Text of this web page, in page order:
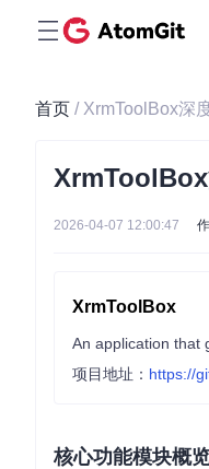
首页 / XrmToolBox深
2026-04-07 12:00:47
XrmToolBox
An application that
项目地址： https://
核心功能模块概